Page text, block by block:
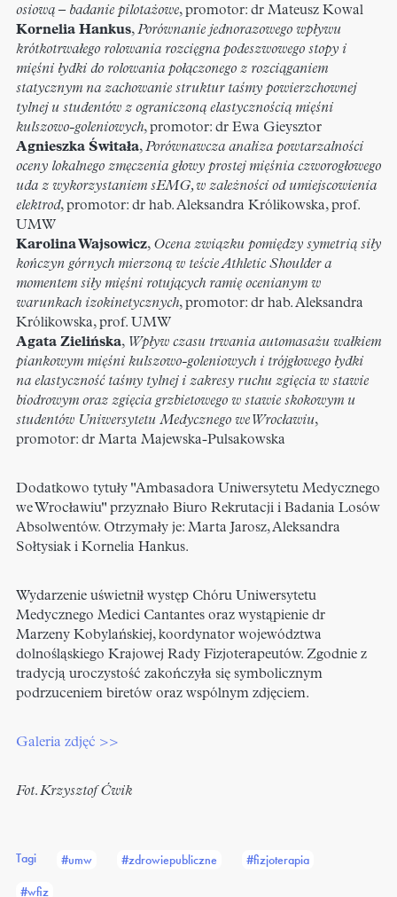
osiową – badanie pilotażowe, promotor: dr Mateusz Kowal
Kornelia Hankus,Porównanie jednorazowego wpływu
krótkotrwałego rolowania rozcięgna podeszwowego stopy i
mięśni łydki do rolowania połączonego z rozciąganiem
statycznym na zachowanie struktur taśmy powierzchownej
tylnej u studentów z ograniczoną elastycznością mięśni
kulszowo-goleniowych, promotor: dr Ewa Gieysztor
Agnieszka Świtała,Porównawcza analiza powtarzalności
oceny lokalnego zmęczenia głowy prostej mięśnia czworogłowego
uda z wykorzystaniem sEMG, w zależności od umiejscowienia
elektrod, promotor: dr hab. Aleksandra Królikowska, prof.
UMW
Karolina Wajsowicz, Ocena związku pomiędzy symetrią siły
kończyn górnych mierzoną w teście Athletic Shoulder a
momentem siły mięśni rotujących ramię ocenianym w
warunkach izokinetycznych, promotor: dr hab. Aleksandra
Królikowska, prof. UMW
Agata Zielińska, Wpływ czasu trwania automasażu wałkiem
piankowym mięśni kulszowo-goleniowych i trójgłowego łydki
na elastyczność taśmy tylnej i zakresy ruchu zgięcia w stawie
biodrowym oraz zgięcia grzbietowego w stawie skokowym u
studentów Uniwersytetu Medycznego we Wrocławiu,
promotor: dr Marta Majewska-Pulsakowska
Dodatkowo tytuły "Ambasadora Uniwersytetu Medycznego
we Wrocławiu" przyznało Biuro Rekrutacji i Badania Losów
Absolwentów. Otrzymały je: Marta Jarosz, Aleksandra
Sołtysiak i Kornelia Hankus.
Wydarzenie uświetnił występ Chóru Uniwersytetu
Medycznego Medici Cantantes oraz wystąpienie dr
Marzeny Kobylańskiej, koordynator województwa
dolnośląskiego Krajowej Rady Fizjoterapeutów. Zgodnie z
tradycją uroczystość zakończyła się symbolicznym
podrzuceniem biretów oraz wspólnym zdjęciem.
Galeria zdjęć >>
Fot. Krzysztof Ćwik
Tagi #umw #zdrowiepubliczne
#fizjoterapia
#wfiz